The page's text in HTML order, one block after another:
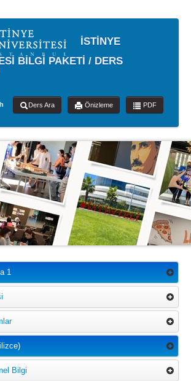
İSTİNYE
BİLGİ PAKETİ / DERS
Ders Ara Önizleme PDF
1
Bilgi